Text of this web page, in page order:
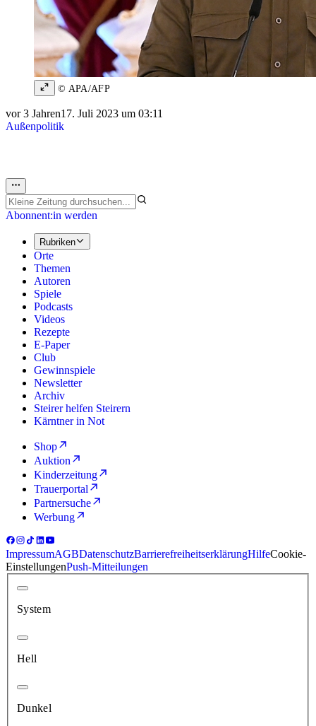
© APA/AFP
vor 3 Jahren17. Juli 2023 um 03:11
Außenpolitik
Abonnent:in werden
Rubriken
Orte
Themen
Autoren
Spiele
Podcasts
Videos
Rezepte
E-Paper
Club
Gewinnspiele
Newsletter
Archiv
Steirer helfen Steirern
Kärntner in Not
Shop
Auktion
Kinderzeitung
Trauerportal
Partnersuche
Werbung
ImpressumAGBDatenschutzBarrierefreiheitserklärungHilfeCookie-
EinstellungenPush-Mitteilungen
System
Hell
Dunkel